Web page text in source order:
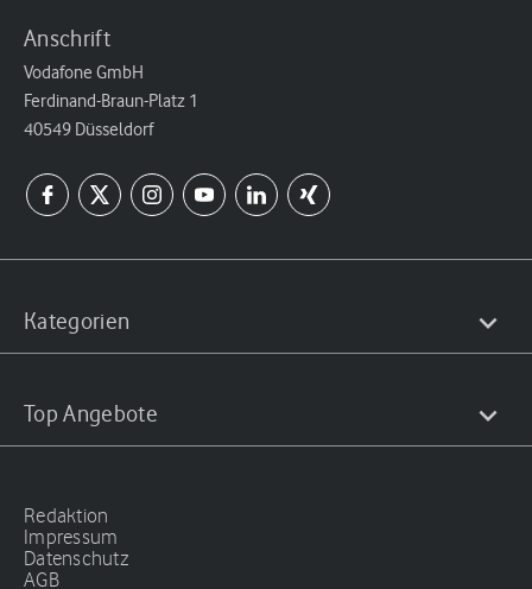
Anschrift
Vodafone GmbH
Ferdinand-Braun-Platz 1
40549 Düsseldorf
Kategorien
Top Angebote
Redaktion
Impressum
Datenschutz
AGB